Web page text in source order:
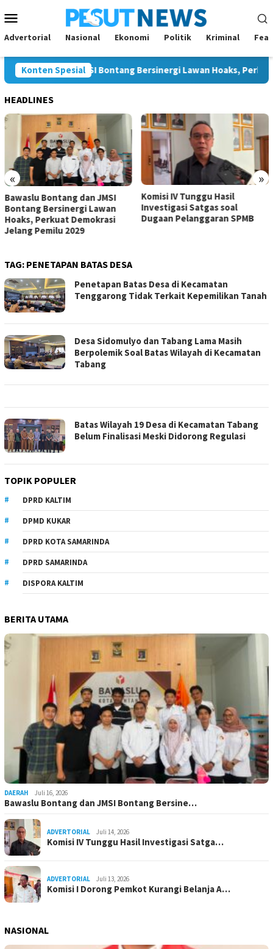
ke
kontenMobile
Advertorial Nasional Ekonomi Politik Kriminal
Konten Spesial
Bontang dan JMSI Bontang Bersinergi Lawan Hoaks, Perkuat
HEADLINES
« »
Komisi IV Tunggu Hasil
Investigasi Satgas soal
Dugaan Pelanggaran SPMB
Komisi I Dorong Pemkot
Kurangi Belanja ASN demi
Perluas Ruang Pembangunan
TAG: PENETAPAN BATAS DESA
Penetapan Batas Desa di Kecamatan
Tenggarong Tidak Terkait Kepemilikan Tanah
Desa Sidomulyo dan Tabang Lama Masih
Berpolemik Soal Batas Wilayah di Kecamatan
Tabang
Batas Wilayah 19 Desa di Kecamatan Tabang
Belum Finalisasi Meski Didorong Regulasi
TOPIK POPULER
DPRD KALTIM
DPMD KUKAR
DPRD KOTA SAMARINDA
DPRD SAMARINDA
DISPORA KALTIM
BERITA UTAMA
DAERAH Juli 16, 2026
Bawaslu Bontang dan JMSI Bontang Bersine…
ADVERTORIAL Juli 14, 2026
Komisi IV Tunggu Hasil Investigasi Satga…
ADVERTORIAL Juli 13, 2026
Komisi I Dorong Pemkot Kurangi Belanja A…
NASIONAL